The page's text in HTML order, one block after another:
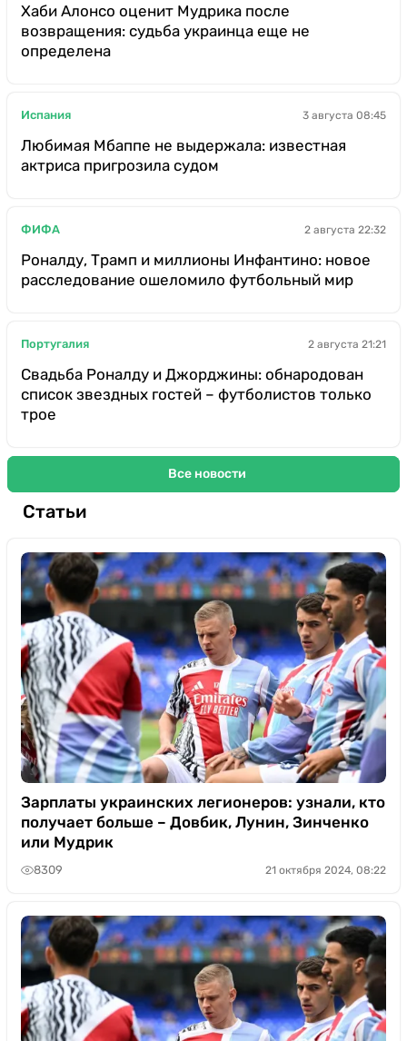
Хаби Алонсо оценит Мудрика после
возвращения: судьба украинца еще не
определена
Испания 3 августа 08:45
Любимая Мбаппе не выдержала: известная
актриса пригрозила судом
ФИФА 2 августа 22:32
Роналду, Трамп и миллионы Инфантино: новое
расследование ошеломило футбольный мир
Португалия 2 августа 21:21
Свадьба Роналду и Джорджины: обнародован
список звездных гостей – футболистов только
трое
Все новости
Статьи
Зарплаты украинских легионеров: узнали, кто
получает больше – Довбик, Лунин, Зинченко
или Мудрик
8309 21 октября 2024, 08:22